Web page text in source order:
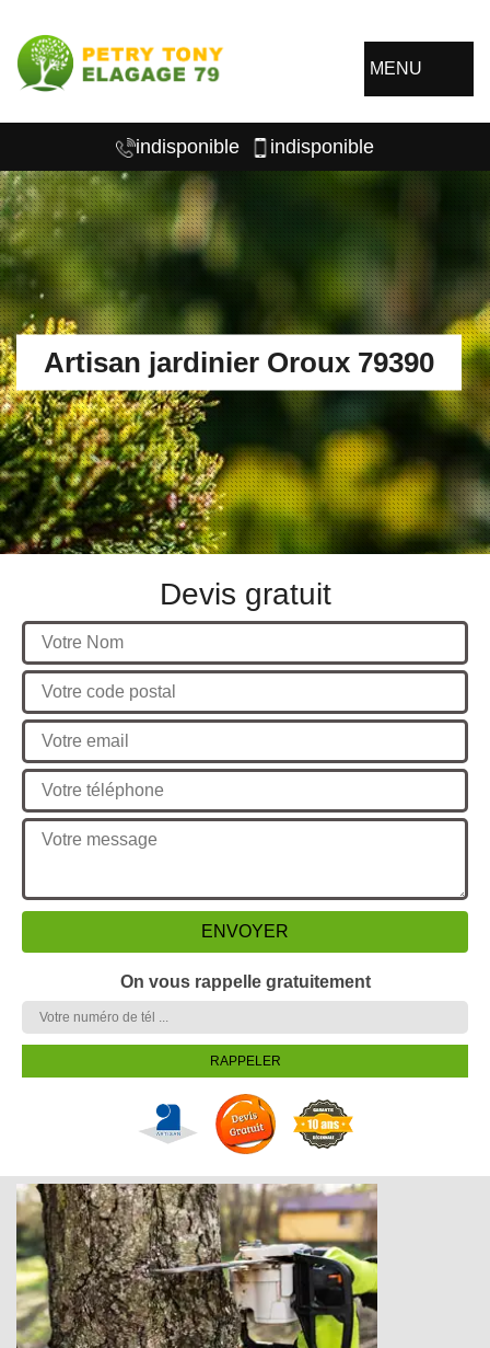
MENU
indisponible indisponible
Artisan jardinier Oroux 79390
Devis gratuit
On vous rappelle gratuitement